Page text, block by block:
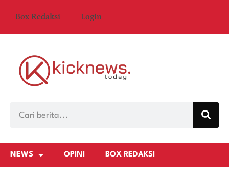
Box Redaksi Login
NEWS OPINI BOX REDAKSI